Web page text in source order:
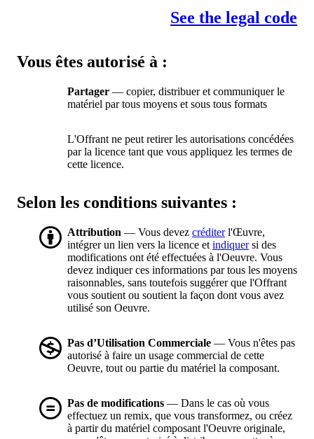
See the legal code
Vous êtes autorisé à :
Partager — copier, distribuer et communiquer le
matériel par tous moyens et sous tous formats
L'Offrant ne peut retirer les autorisations concédées
par la licence tant que vous appliquez les termes de
cette licence.
Selon les conditions suivantes :
Attribution — Vous devez créditerl'Œuvre,
intégrer un lien vers la licence et indiquersi des
modifications ont été effectuées à l'Oeuvre. Vous
devez indiquer ces informations par tous les moyens
raisonnables, sans toutefois suggérer que l'Offrant
vous soutient ou soutient la façon dont vous avez
utilisé son Oeuvre.
Pas d’Utilisation Commerciale — Vous n'êtes pas
autorisé à faire un usage commercial de cette
Oeuvre, tout ou partie du matériel la composant.
Pas de modifications — Dans le cas où vous
effectuez un remix, que vous transformez, ou créez
à partir du matériel composant l'Oeuvre originale,